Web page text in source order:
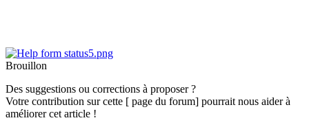
Brouillon
Des suggestions ou corrections à proposer ?
Votre contribution sur cette [ page du forum] pourrait nous aider à
améliorer cet article !